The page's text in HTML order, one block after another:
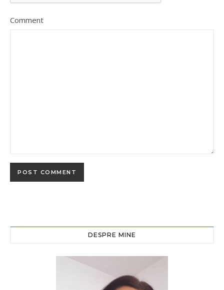
Comment
DESPRE MINE